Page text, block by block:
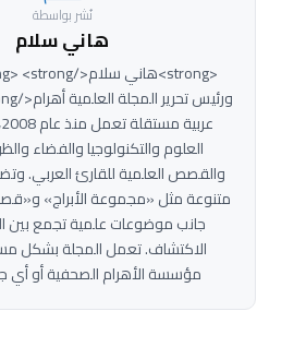
نُشر بواسطة
هاني سلام
العلوم والتكنولوجيا والفضاء
والقصص العلمية للقارئ العربي.
متنوعة مثل «مجموعة الأبراج»
جانب موضوعات علمية تجمع بين
الاكتشاف. تعمل المجلة بشكل
مؤسسة الأهرام الصحفية أو